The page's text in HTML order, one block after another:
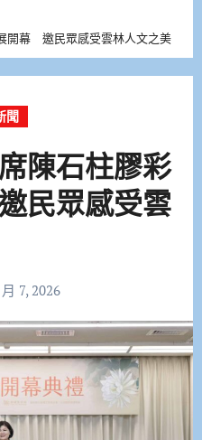
開幕 邀民眾感受雲林人文之美
聞
陳石柱膠彩
民眾感受雲
7, 2026